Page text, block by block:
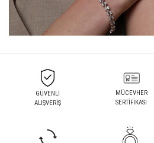
GÜVENLİ
ALIŞVERİŞ
MÜCEVHER
SERTİFİKASI